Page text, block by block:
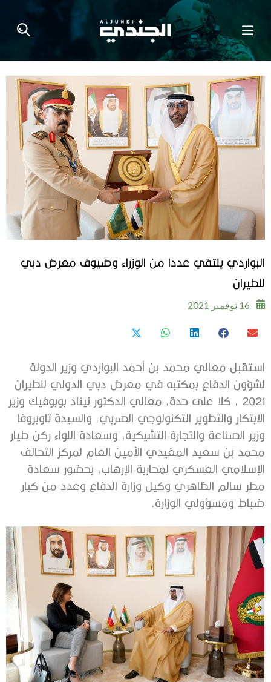
البواردي يلتقي عددا من الوزراء وضيوف معرض دبي
للطيران
16 نوفمبر 2021
استقبل معالي محمد بن أحمد البواردي وزير الدولة
لشؤون الدفاع بمكتبه في معرض دبي الدولي للطيران
2021 ، كلا على حدة، معالي الدكتور نيناد بوبوفيك وزير
الابتكار والتطوير التكنولوجي الصربي، والسيدة تاوبروفا
وزير الصناعة والتجارة التشيكية، وسعادة اللواء ركن طيار
محمد بن سعيد المغيدي الأمين العام لمركز التحالف
الإسلامي العسكري لمحاربة الإرهاب، بحضور سعادة
مطر سالم الظاهري وكيل وزارة الدفاع وعدد من كبار
ضباط ومسؤولي الوزارة.